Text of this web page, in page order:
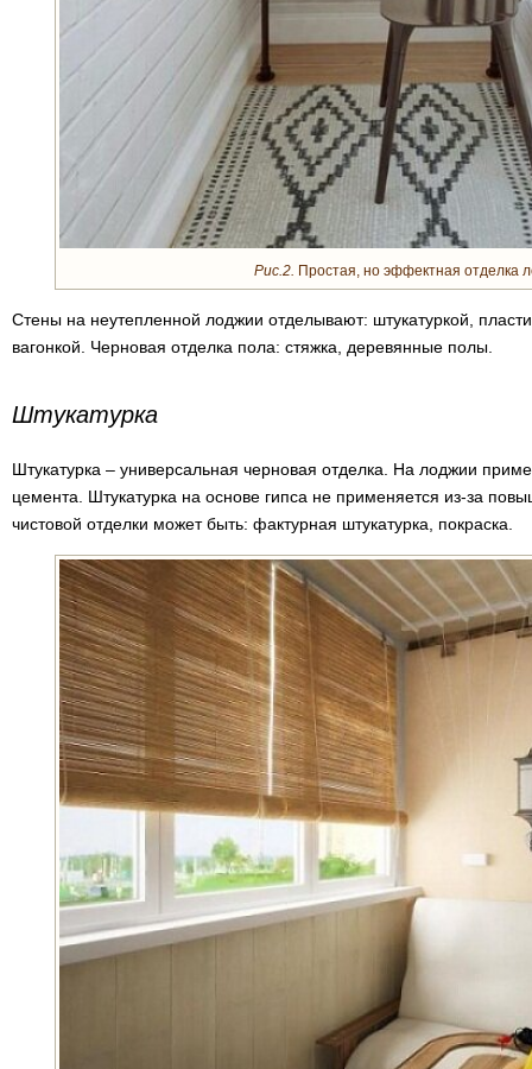
Рис.2. Простая, но эффектная отделка
Стены на неутепленной лоджии отделывают: штукатуркой,
вагонкой. Черновая отделка пола: стяжка, деревянные полы.
Штукатурка
Штукатурка – универсальная черновая отделка. На лоджии
цемента. Штукатурка на основе гипса не применяется из-за
чистовой отделки может быть: фактурная штукатурка, покраска.